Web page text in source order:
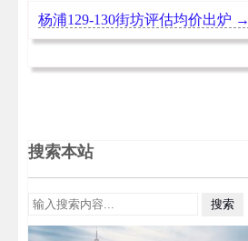
杨浦129-130街坊评估均价出炉 →
搜索本站